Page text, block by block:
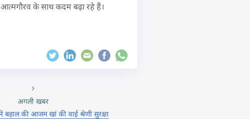
के साथ कदम बढ़ा रहे हैं।
अगली खबर
ने बहाल की आजम खां की वाई श्रेणी सुरक्षा